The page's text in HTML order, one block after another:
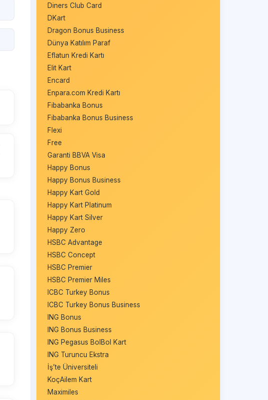
Diners Club Card
DKart
Dragon Bonus Business
Dünya Katılım Paraf
Eflatun Kredi Kartı
Elit Kart
Encard
Enpara.com Kredi Kartı
Fibabanka Bonus
Fibabanka Bonus Business
Flexi
Free
Garanti BBVA Visa
Happy Bonus
Happy Bonus Business
Happy Kart Gold
Happy Kart Platinum
Happy Kart Silver
Happy Zero
HSBC Advantage
HSBC Concept
HSBC Premier
HSBC Premier Miles
ICBC Turkey Bonus
ICBC Turkey Bonus Business
ING Bonus
ING Bonus Business
ING Pegasus BolBol Kart
ING Turuncu Ekstra
İş’te Üniversiteli
KoçAilem Kart
Maximiles